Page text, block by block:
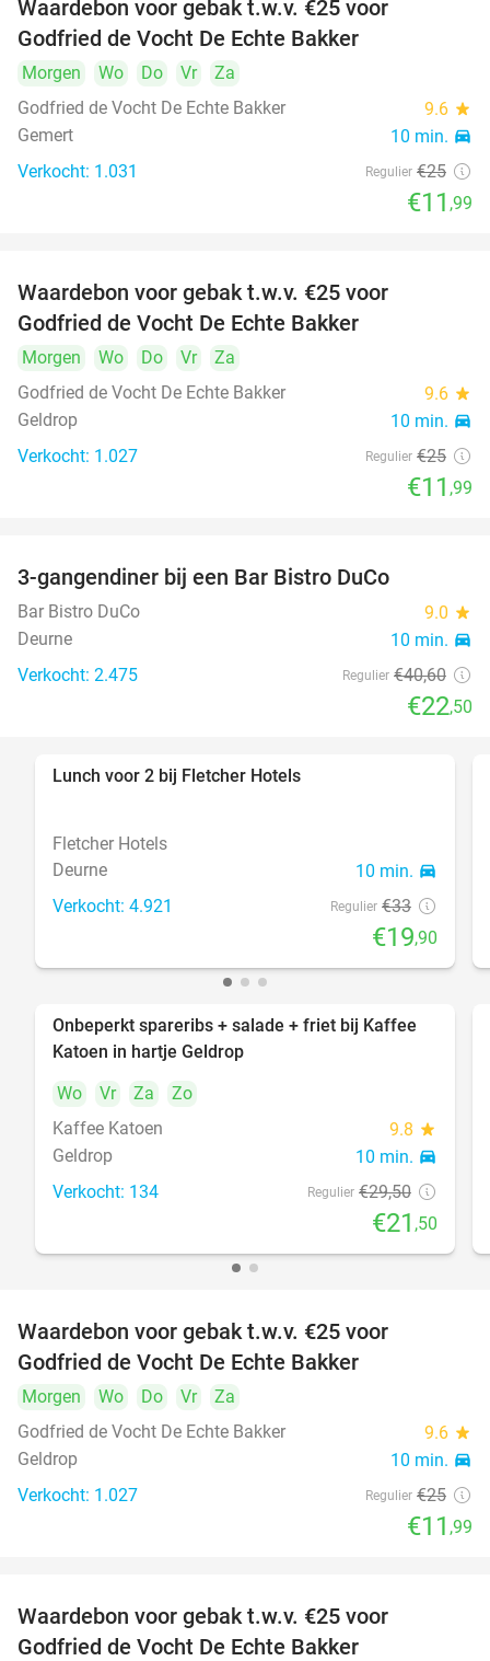
Waardebon voor gebak t.w.v. €25 voor
Godfried de Vocht De Echte Bakker
Morgen Wo Do Vr
Za
Godfried de Vocht De Echte Bakker
9.6 star
Gemert 10 min. directions_car
Verkocht: 1.031 Regulier €25
€11 ,99
Waardebon voor gebak t.w.v. €25 voor
Godfried de Vocht De Echte Bakker
Morgen Wo Do Vr
Za
Godfried de Vocht De Echte Bakker
9.6 star
Geldrop 10 min. directions_car
Verkocht: 1.027 Regulier €25
€11 ,99
3-gangendiner bij een Bar Bistro DuCo
Bar Bistro DuCo 9.0 star
Deurne 10 min. directions_car
Verkocht: 2.475 Regulier €40,60
€22,50
Lunch voor 2 bij Fletcher Hotels
Fletcher Hotels
Deurne
10 min. directions_car
Verkocht: 4.921 Regulier €33
€19,90
27%
Onbeperkt spareribs + salade + friet bij Kaffee
Katoen in hartje Geldrop
Wo
Vr Za
Zo
Kaffee Katoen
9.8 star
Geldrop 10 min. directions_car
Verkocht: 134 Regulier €29,50
€21 ,50
Waardebon voor gebak t.w.v. €25 voor
Godfried de Vocht De Echte Bakker
Morgen Wo Do Vr
Za
Godfried de Vocht De Echte Bakker
9.6 star
Geldrop 10 min. directions_car
Verkocht: 1.027 Regulier €25
€11 ,99
Waardebon voor gebak t.w.v. €25 voor
Godfried de Vocht De Echte Bakker